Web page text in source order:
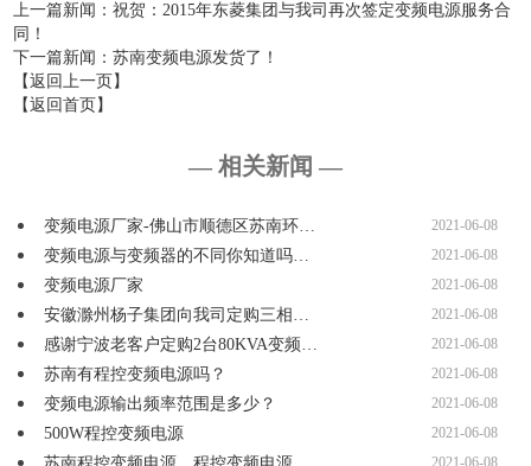
上一篇新闻 ：祝贺：2015年东菱集团与我司再次签定变频电源服务合
同！
下一篇新闻 ：苏南变频电源发货了！
【返回上一页】
【返回首页】
— 相关新闻 —
变频电源厂家-佛山市顺德区苏南环… 2021-06-08
变频电源与变频器的不同你知道吗… 2021-06-08
变频电源厂家 2021-06-08
安徽滁州杨子集团向我司定购三相… 2021-06-08
感谢宁波老客户定购2台80KVA变频… 2021-06-08
苏南有程控变频电源吗？ 2021-06-08
变频电源输出频率范围是多少？ 2021-06-08
500W程控变频电源 2021-06-08
2021-06-08